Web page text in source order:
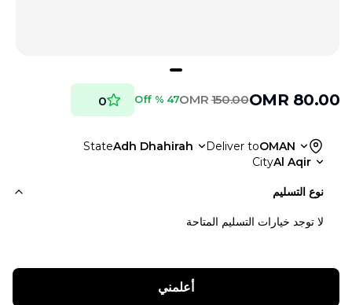
OMR 80.00
OMR150.00
47 % Off
0
Deliver toOMAN
StateAdh Dhahirah
CityAl Aqir
نوع التسليم
لا توجد خيارات التسليم المتاحة
أعلمني